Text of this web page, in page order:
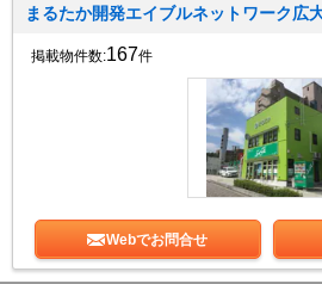
まるたか開発エイブルネットワーク広
掲載物件数:167件
Webでお問合せ